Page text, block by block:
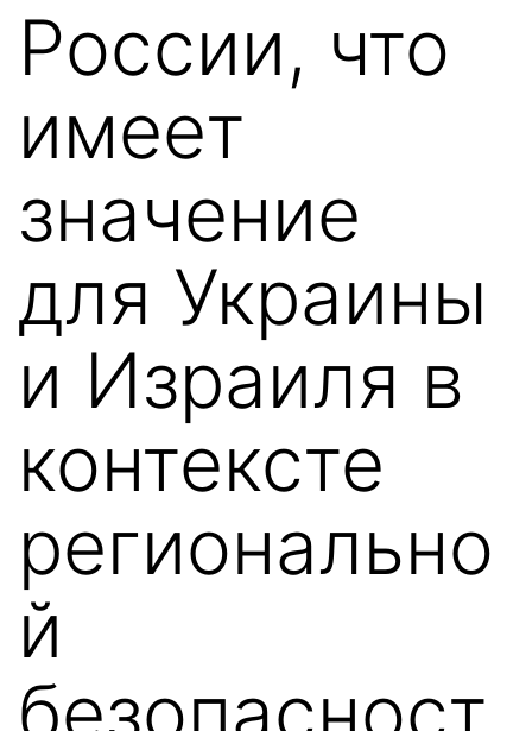
России, что
имеет
значение
для Украины
и Израиля в
контексте
регионально
й